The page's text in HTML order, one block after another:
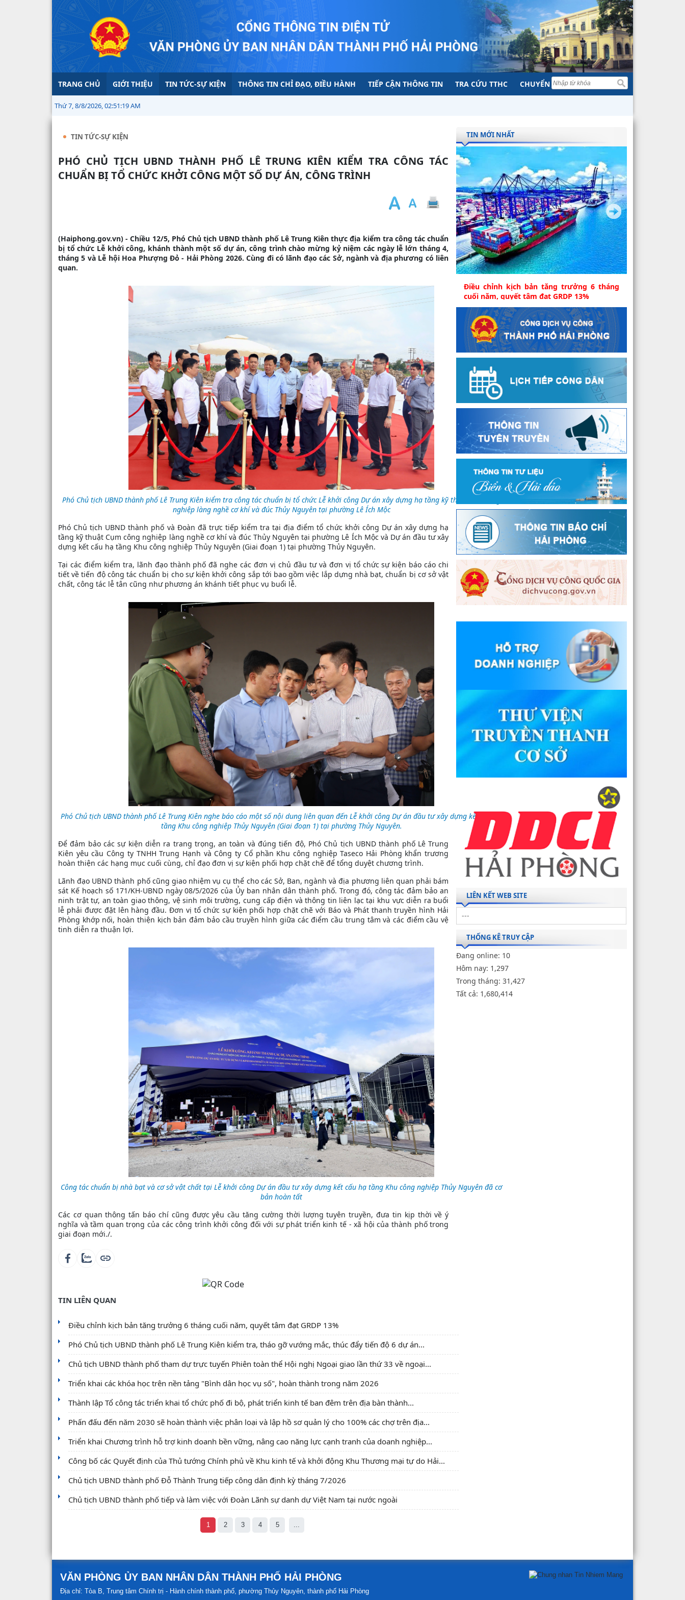
TRANG CHỦ GIỚI THIỆU TIN TỨC-SỰ KIỆN THÔNG TIN CHỈ ĐẠO, ĐIỀU HÀNH TIẾP CẬN THÔNG TIN TRA CỨU TTHC CHUYỂN ĐỔI SỐ
Thứ 7, 8/8/2026, 02:51:21 AM
TIN TỨC-SỰ KIỆN
PHÓ CHỦ TỊCH UBND THÀNH PHỐ LÊ TRUNG KIÊN KIỂM TRA CÔNG TÁC
CHUẨN BỊ TỔ CHỨC KHỞI CÔNG MỘT SỐ DỰ ÁN, CÔNG TRÌNH
(Haiphong.gov.vn) - Chiều 12/5, Phó Chủ tịch UBND thành phố Lê Trung Kiên thực địa kiểm tra công tác chuẩn
bị tổ chức Lễ khởi công, khánh thành một số dự án, công trình chào mừng kỷ niệm các ngày lễ lớn tháng 4,
tháng 5 và Lễ hội Hoa Phượng Đỏ - Hải Phòng 2026. Cùng đi có lãnh đạo các Sở, ngành và địa phương có liên
quan.
Phó Chủ tịch UBND thành phố Lê Trung Kiên kiểm tra công tác chuẩn bị tổ chức Lễ khởi công Dự án xây dựng hạ tầng kỹ thuật cụm công
nghiệp làng nghề cơ khí và đúc Thủy Nguyên tại phường Lê Ích Mộc
Phó Chủ tịch UBND thành phố và Đoàn đã trực tiếp kiểm tra tại địa điểm tổ chức khởi công Dự án xây dựng hạ
tầng kỹ thuật Cụm công nghiệp làng nghề cơ khí và đúc Thủy Nguyên tại phường Lê Ích Mộc và Dự án đầu tư xây
dựng kết cấu hạ tầng Khu công nghiệp Thủy Nguyên (Giai đoạn 1) tại phường Thủy Nguyên.
Tại các điểm kiểm tra, lãnh đạo thành phố đã nghe các đơn vị chủ đầu tư và đơn vị tổ chức sự kiện báo cáo chi
tiết về tiến độ công tác chuẩn bị cho sự kiện khởi công sắp tới bao gồm việc lắp dựng nhà bạt, chuẩn bị cơ sở vật
chất, công tác lễ tân cũng như phương án khánh tiết phục vụ buổi lễ.
Phó Chủ tịch UBND thành phố Lê Trung Kiên nghe báo cáo một số nội dung liên quan đến Lễ khởi công Dự án đầu tư xây dựng kết cấu hạ
tầng Khu công nghiệp Thủy Nguyên (Giai đoạn 1) tại phường Thủy Nguyên.
Để đảm bảo các sự kiện diễn ra trang trọng, an toàn và đúng tiến độ, Phó Chủ tịch UBND thành phố Lê Trung
Kiên yêu cầu Công ty TNHH Trung Hạnh và Công ty Cổ phần Khu công nghiệp Taseco Hải Phòng khẩn trương
hoàn thiện các hạng mục cuối cùng, chỉ đạo đơn vị sự kiện phối hợp chặt chẽ để tổng duyệt chương trình.
Lãnh đạo UBND thành phố cũng giao nhiệm vụ cụ thể cho các Sở, Ban, ngành và địa phương liên quan phải bám
sát Kế hoạch số 171/KH-UBND ngày 08/5/2026 của Ủy ban nhân dân thành phố. Trong đó, công tác đảm bảo an
ninh trật tự, an toàn giao thông, vệ sinh môi trường, cung cấp điện và thông tin liên lạc tại khu vực diễn ra buổi
lễ phải được đặt lên hàng đầu. Đơn vị tổ chức sự kiện phối hợp chặt chẽ với Báo và Phát thanh truyền hình Hải
Phòng khớp nối, hoàn thiện kịch bản đảm bảo cầu truyền hình giữa các điểm cầu trung tâm và các điểm cầu vệ
tinh diễn ra thuận lợi.
Công tác chuẩn bị nhà bạt và cơ sở vật chất tại Lễ khởi công Dự án đầu tư xây dựng kết cấu hạ tầng Khu công nghiệp Thủy Nguyên đã cơ
bản hoàn tất
Các cơ quan thông tấn báo chí cũng được yêu cầu tăng cường thời lượng tuyên truyền, đưa tin kịp thời về ý
nghĩa và tầm quan trọng của các công trình khởi công đối với sự phát triển kinh tế - xã hội của thành phố trong
giai đoạn mới./.
TIN LIÊN QUAN
Điều chỉnh kịch bản tăng trưởng 6 tháng cuối năm, quyết tâm đạt GRDP 13%
Phó Chủ tịch UBND thành phố Lê Trung Kiên kiểm tra, tháo gỡ vướng mắc, thúc đẩy tiến độ 6 dự án...
Chủ tịch UBND thành phố tham dự trực tuyến Phiên toàn thể Hội nghị Ngoại giao lần thứ 33 về ngoại...
Triển khai các khóa học trên nền tảng "Bình dân học vụ số", hoàn thành trong năm 2026
Thành lập Tổ công tác triển khai tổ chức phố đi bộ, phát triển kinh tế ban đêm trên địa bàn thành...
Phấn đấu đến năm 2030 sẽ hoàn thành việc phân loại và lập hồ sơ quản lý cho 100% các chợ trên địa...
Triển khai Chương trình hỗ trợ kinh doanh bền vững, nâng cao năng lực cạnh tranh của doanh nghiệp...
Công bố các Quyết định của Thủ tướng Chính phủ về Khu kinh tế và khởi động Khu Thương mại tự do Hải...
Chủ tịch UBND thành phố Đỗ Thành Trung tiếp công dân định kỳ tháng 7/2026
Chủ tịch UBND thành phố tiếp và làm việc với Đoàn Lãnh sự danh dự Việt Nam tại nước ngoài
1 2 3 4 5 ...
TIN MỚI NHẤT
Điều chỉnh kịch bản tăng trưởng 6 tháng
cuối năm, quyết tâm đạt GRDP 13%
LIÊN KẾT WEB SITE
THỐNG KÊ TRUY CẬP
Đang online: 10
Hôm nay: 1,297
Trong tháng: 31,427
Tất cả: 1,680,414
VĂN PHÒNG ỦY BAN NHÂN DÂN THÀNH PHỐ HẢI PHÒNG
Địa chỉ: Tòa B, Trung tâm Chính trị - Hành chính thành phố, phường Thủy Nguyên, thành phố Hải Phòng